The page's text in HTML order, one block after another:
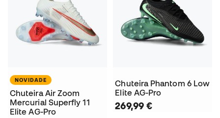
NOVIDADE
Chuteira Air Zoom
Mercurial Superfly 11
Elite AG-Pro
Chuteira Phantom 6 Low
Elite AG-Pro
269,99 €